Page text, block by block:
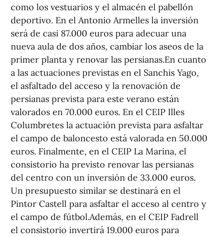
como los vestuarios y el almacén el pabellón
deportivo. En el Antonio Armelles la inversión
será de casi 87.000 euros para adecuar una
nueva aula de dos años, cambiar los aseos de la
primer planta y renovar las persianas.En cuanto
a las actuaciones previstas en el Sanchis Yago,
el asfaltado del acceso y la renovación de
persianas prevista para este verano están
valorados en 70.000 euros. En el CEIP Illes
Columbretes la actuación prevista para asfaltar
el campo de baloncesto está valorada en 50.000
euros. Finalmente, en el CEIP La Marina, el
consistorio ha previsto renovar las persianas
del centro con un inversión de 33.000 euros.
Un presupuesto similar se destinará en el
Pintor Castell para asfaltar el acceso al centro y
el campo de fútbol.Además, en el CEIP Fadrell
el consistorio invertirá 19.000 euros para